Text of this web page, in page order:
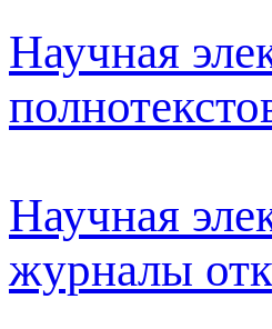
Научная
Научная
журналы